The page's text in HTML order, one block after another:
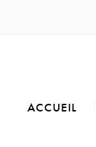
ACCUEIL